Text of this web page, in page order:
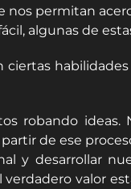
nos permitan
algunas de
robando
de ese
y desarrollar
valor